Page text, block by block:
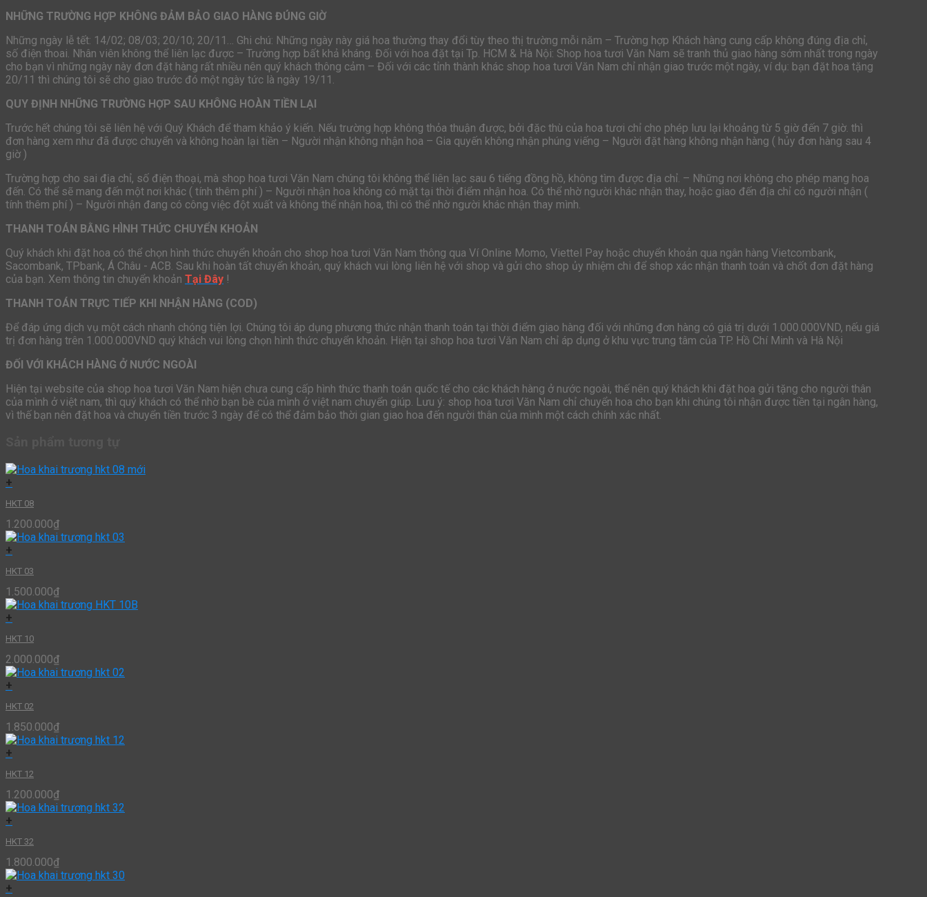
NHỮNG TRƯỜNG HỢP KHÔNG ĐẢM BẢO GIAO HÀNG ĐÚNG GIỜ
Những ngày lễ tết: 14/02; 08/03; 20/10; 20/11… Ghi chú: Những ngày này giá hoa thường thay đổi tùy theo thị trường mỗi năm – Trường hợp Khách hàng cung cấp không đúng địa chỉ,
số điện thoai. Nhân viên không thể liên lạc được – Trường hợp bất khả kháng. Đối với hoa đặt tại Tp. HCM & Hà Nội: Shop hoa tươi Văn Nam sẽ tranh thủ giao hàng sớm nhất trong ngày
cho bạn vì những ngày này đơn đặt hàng rất nhiều nên quý khách thông cảm – Đối với các tỉnh thành khác shop hoa tươi Văn Nam chỉ nhận giao trước một ngày, ví dụ: bạn đặt hoa tặng
20/11 thì chúng tôi sẽ cho giao trước đó một ngày tức là ngày 19/11.
QUY ĐỊNH NHỮNG TRƯỜNG HỢP SAU KHÔNG HOÀN TIỀN LẠI
Trước hết chúng tôi sẽ liên hệ với Quý Khách để tham khảo ý kiến. Nếu trường hợp không thỏa thuận được, bởi đặc thù của hoa tươi chỉ cho phép lưu lại khoảng từ 5 giờ đến 7 giờ. thì
đơn hàng xem như đã được chuyển và không hoàn lại tiền – Người nhận không nhận hoa – Gia quyến không nhận phúng viếng – Người đặt hàng không nhận hàng ( hủy đơn hàng sau 4
giờ )
Trường hợp cho sai địa chỉ, số điện thoại, mà shop hoa tươi Văn Nam chúng tôi không thể liên lạc sau 6 tiếng đồng hồ, không tìm được địa chỉ. – Những nơi không cho phép mang hoa
đến. Có thể sẽ mang đến một nơi khác ( tính thêm phí ) – Người nhận hoa không có mặt tại thời điểm nhận hoa. Có thể nhờ người khác nhận thay, hoặc giao đến địa chỉ có người nhận (
tính thêm phí ) – Người nhận đang có công việc đột xuất và không thể nhận hoa, thì có thể nhờ người khác nhận thay mình.
THANH TOÁN BẰNG HÌNH THỨC CHUYỂN KHOẢN
Quý khách khi đặt hoa có thể chọn hình thức chuyển khoản cho shop hoa tươi Văn Nam thông qua Ví Online Momo, Viettel Pay hoặc chuyển khoản qua ngân hàng Vietcombank,
Sacombank, TPbank, Á Châu - ACB. Sau khi hoàn tất chuyển khoản, quý khách vui lòng liên hệ với shop và gửi cho shop ủy nhiệm chi để shop xác nhận thanh toán và chốt đơn đặt hàng
của bạn. Xem thông tin chuyển khoản Tại Đây !
THANH TOÁN TRỰC TIẾP KHI NHẬN HÀNG (COD)
Để đáp ứng dịch vụ một cách nhanh chóng tiện lợi. Chúng tôi áp dụng phương thức nhận thanh toán tại thời điểm giao hàng đối với những đơn hàng có giá trị dưới 1.000.000VND, nếu giá
trị đơn hàng trên 1.000.000VND quý khách vui lòng chọn hình thức chuyển khoản. Hiện tại shop hoa tươi Văn Nam chỉ áp dụng ở khu vực trung tâm của TP. Hồ Chí Minh và Hà Nội
ĐỐI VỚI KHÁCH HÀNG Ở NƯỚC NGOÀI
Hiện tại website của shop hoa tươi Văn Nam hiện chưa cung cấp hình thức thanh toán quốc tế cho các khách hàng ở nước ngoài, thế nên quý khách khi đặt hoa gửi tặng cho người thân
của mình ở việt nam, thì quý khách có thể nhờ bạn bè của mình ở việt nam chuyển giúp. Lưu ý: shop hoa tươi Văn Nam chỉ chuyển hoa cho bạn khi chúng tôi nhận được tiền tại ngân hàng,
vì thế bạn nên đặt hoa và chuyển tiền trước 3 ngày để có thể đảm bảo thời gian giao hoa đến người thân của mình một cách chính xác nhất.
+
HKT 08
1.200.000₫
+
HKT 03
1.500.000₫
+
HKT 10
2.000.000₫
+
HKT 02
1.850.000₫
+
HKT 12
1.200.000₫
+
HKT 32
1.800.000₫
+